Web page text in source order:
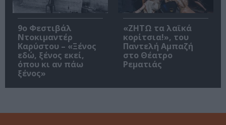
9ο Φεστιβάλ
Ντοκιμαντέρ
Καρύστου – «Ξένος
εδώ, ξένος εκεί,
όπου κι αν πάω
ξένος»
«ΖΗΤΩ τα λαϊκά
κορίτσια!», του
Παντελή Αμπαζή
στο Θέατρο
Ρεματιάς